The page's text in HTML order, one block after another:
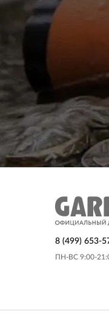
8 (499) 653-
ПН-ВС 9:00-